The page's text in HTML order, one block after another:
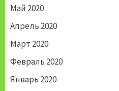
Май 2020
Апрель 2020
Март 2020
Февраль 2020
Январь 2020